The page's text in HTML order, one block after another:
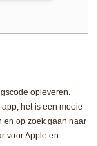
opleveren.
het is een mooie
en op zoek gaan naar
voor Apple en